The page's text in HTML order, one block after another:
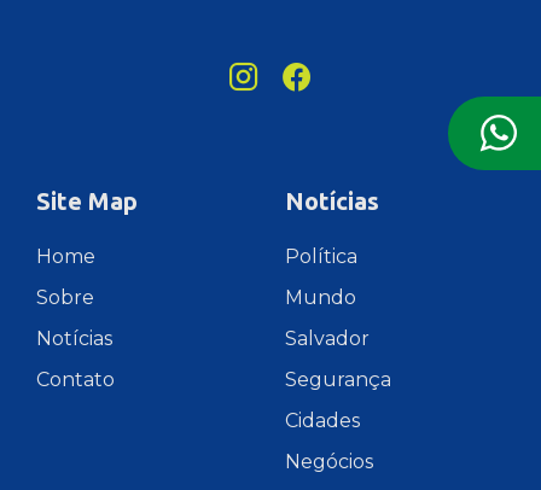
Site Map
Home
Sobre
Notícias
Contato
Notícias
Política
Mundo
Salvador
Segurança
Cidades
Negócios